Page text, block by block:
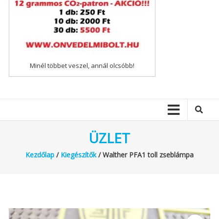
Minél többet veszel, annál olcsóbb!
ÜZLET
Kezdőlap/ Kiegészítők/ Walther PFA1 toll zseblámpa